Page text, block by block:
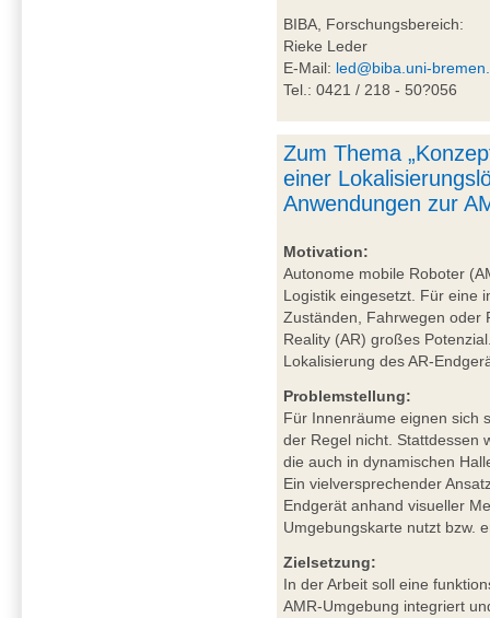
BIBA, Forschungsbereich:
Rieke Leder
E-Mail: led@biba.uni-
Tel.: 0421 / 218 - 50?056
Zum Thema
einer
Anwendungen zur
Motivation:
Autonome mobile Roboter
Logistik eingesetzt. Für eine
Zuständen, Fahrwegen oder
Reality (AR) großes
Lokalisierung des AR-
Problemstellung:
Für Innenräume eignen sich
der Regel nicht. Stattdessen
die auch in dynamischen
Ein vielversprechender
Endgerät anhand visueller
Umgebungskarte nutzt bzw.
Zielsetzung:
In der Arbeit soll eine
AMR-Umgebung integriert